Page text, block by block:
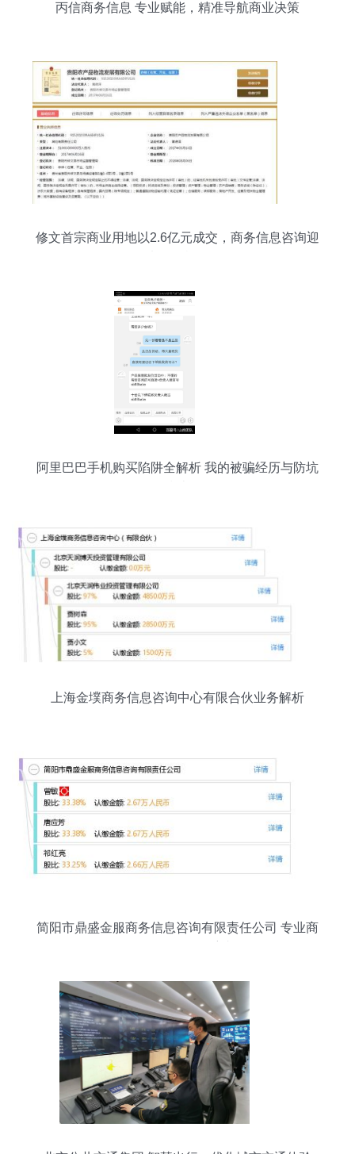
丙信商务信息 专业赋能，精准导航商业决策
修文首宗商业用地以2.6亿元成交，商务信息咨询迎
阿里巴巴手机购买陷阱全解析 我的被骗经历与防坑
上海金墣商务信息咨询中心有限合伙业务解析
简阳市鼎盛金服商务信息咨询有限责任公司 专业商